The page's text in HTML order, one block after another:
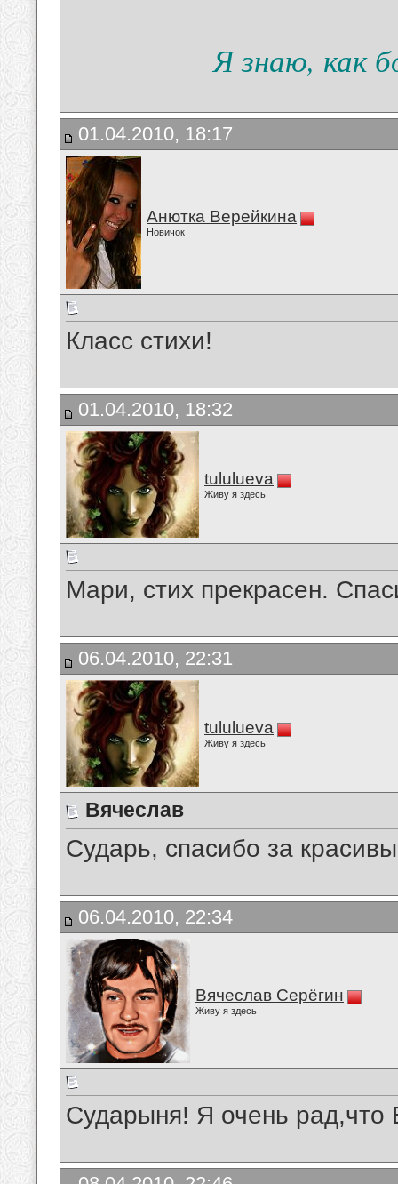
Я знаю, как
01.04.2010, 18:17
Анютка Верейкина
Новичок
Класс стихи!
01.04.2010, 18:32
tululueva
Живу я здесь
Мари, стих прекрасен.
06.04.2010, 22:31
tululueva
Живу я здесь
Вячеслав
Сударь, спасибо за
06.04.2010, 22:34
Вячеслав Серёгин
Живу я здесь
Сударыня! Я очень рад,что